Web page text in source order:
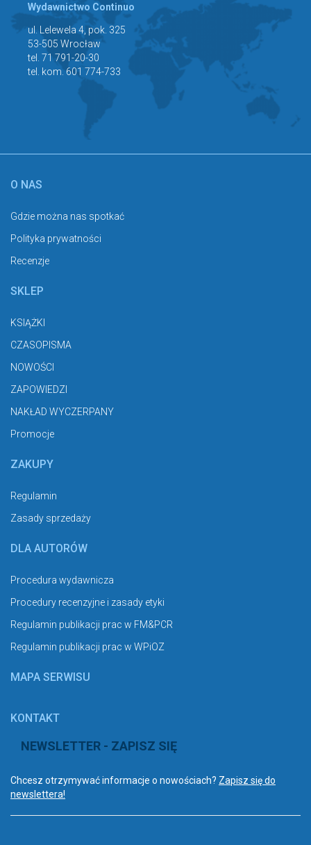
Wydawnictwo Continuo
ul. Lelewela 4, pok. 325
53-505 Wrocław
tel. 71 791-20-30
tel. kom. 601 774-733
O NAS
Gdzie można nas spotkać
Polityka prywatności
Recenzje
SKLEP
KSIĄŻKI
CZASOPISMA
NOWOŚCI
ZAPOWIEDZI
NAKŁAD WYCZERPANY
Promocje
ZAKUPY
Regulamin
Zasady sprzedaży
DLA AUTORÓW
Procedura wydawnicza
Procedury recenzyjne i zasady etyki
Regulamin publikacji prac w FM&PCR
Regulamin publikacji prac w WPiOZ
MAPA SERWISU
KONTAKT
NEWSLETTER - ZAPISZ SIĘ
Chcesz otrzymywać informacje o nowościach? Zapisz się do
newslettera!